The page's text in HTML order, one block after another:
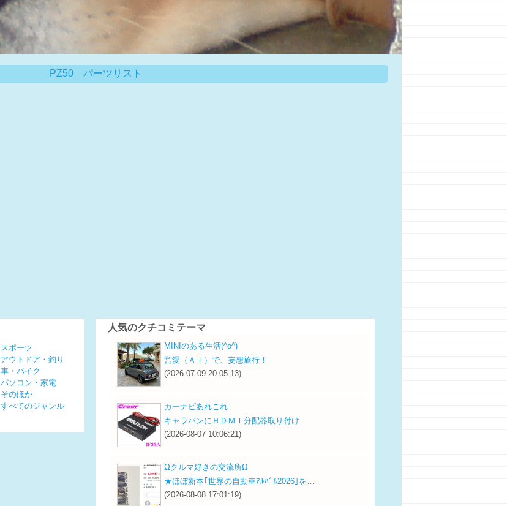
PZ50 パーツリスト
スポーツ
アウトドア・釣り
車・バイク
パソコン・家電
そのほか
すべてのジャンル
人気のクチコミテーマ
MINIのある生活(^o^)
営愛（ＡＩ）で、妄想旅行！
(2026-07-09 20:05:13)
カーナビあれこれ
キャラバンにＨＤＭＩ分配器取り付け
(2026-08-07 10:06:21)
Ωクルマ好きの交流所Ω
★ほぼ新本｢世界の自動車ｱﾙﾊﾞﾑ2026｣を…
(2026-08-08 17:01:19)